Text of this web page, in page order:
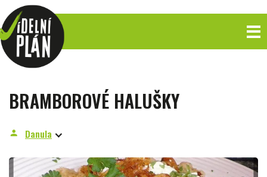
BRAMBOROVÉ HALUŠKY
person Danula